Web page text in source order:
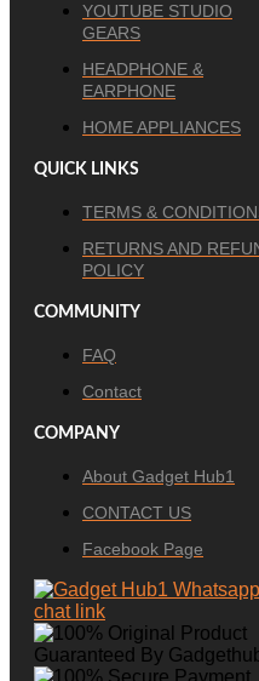
YOUTUBE STUDIO
GEARS
HEADPHONE &
EARPHONE
HOME APPLIANCES
QUICK LINKS
TERMS &
RETURNS AND
POLICY
COMMUNITY
FAQ
Contact
COMPANY
About Gadget Hub1
CONTACT US
Facebook Page